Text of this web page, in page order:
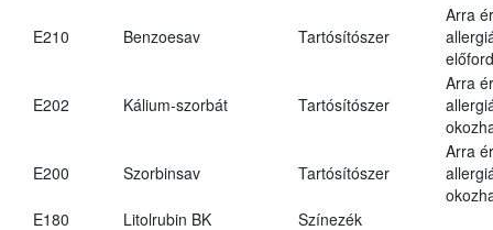
E210 Benzoesav Tartósítószer
Arra
E202 Kálium-szorbát Tartósítószer
Arra
E200 Szorbinsav Tartósítószer
Arra
E180
Litolrubin BK
Színezék